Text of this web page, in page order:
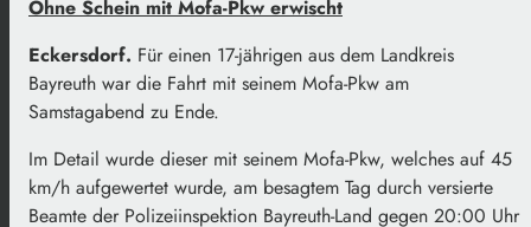
Ohne Schein mit Mofa-Pkw erwischt
Eckersdorf. Für einen 17-jährigen aus dem Landkreis
Bayreuth war die Fahrt mit seinem Mofa-Pkw am
Samstagabend zu Ende.
Im Detail wurde dieser mit seinem Mofa-Pkw, welches auf 45
km/h aufgewertet wurde, am besagtem Tag durch versierte
Beamte der Polizeiinspektion Bayreuth-Land gegen 20:00 Uhr